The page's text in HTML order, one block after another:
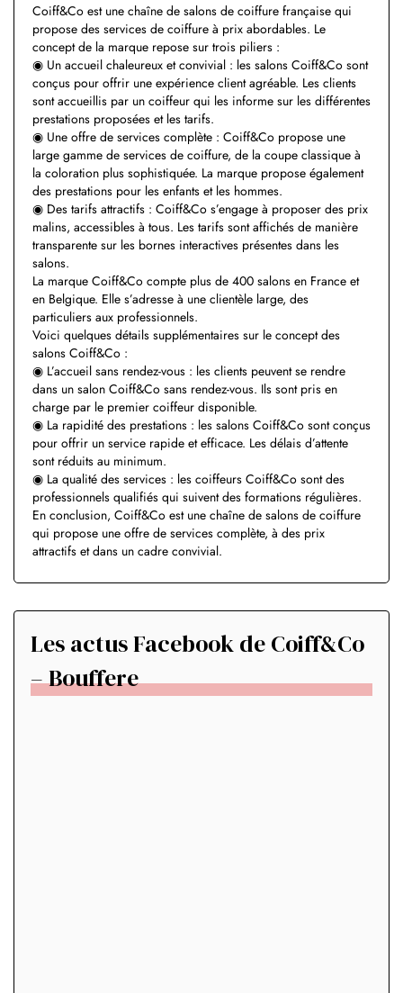
Coiff&Co est une chaîne de salons de coiffure française qui
propose des services de coiffure à prix abordables. Le
concept de la marque repose sur trois piliers :
◉ Un accueil chaleureux et convivial : les salons Coiff&Co sont
conçus pour offrir une expérience client agréable. Les clients
sont accueillis par un coiffeur qui les informe sur les différentes
prestations proposées et les tarifs.
◉ Une offre de services complète : Coiff&Co propose une
large gamme de services de coiffure, de la coupe classique à
la coloration plus sophistiquée. La marque propose également
des prestations pour les enfants et les hommes.
◉ Des tarifs attractifs : Coiff&Co s’engage à proposer des prix
malins, accessibles à tous. Les tarifs sont affichés de manière
transparente sur les bornes interactives présentes dans les
salons.
La marque Coiff&Co compte plus de 400 salons en France et
en Belgique. Elle s’adresse à une clientèle large, des
particuliers aux professionnels.
Voici quelques détails supplémentaires sur le concept des
salons Coiff&Co :
◉ L’accueil sans rendez-vous : les clients peuvent se rendre
dans un salon Coiff&Co sans rendez-vous. Ils sont pris en
charge par le premier coiffeur disponible.
◉ La rapidité des prestations : les salons Coiff&Co sont conçus
pour offrir un service rapide et efficace. Les délais d’attente
sont réduits au minimum.
◉ La qualité des services : les coiffeurs Coiff&Co sont des
professionnels qualifiés qui suivent des formations régulières.
En conclusion, Coiff&Co est une chaîne de salons de coiffure
qui propose une offre de services complète, à des prix
attractifs et dans un cadre convivial.
Les actus Facebook de Coiff&Co
– Bouffere